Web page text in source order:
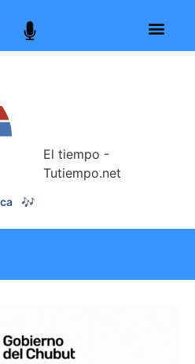
📰
El tiempo -
Tutiempo.net